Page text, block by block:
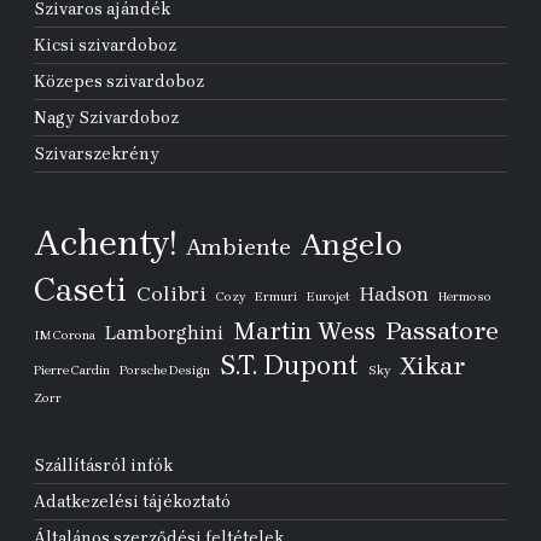
Szivaros ajándék
Kicsi szivardoboz
Közepes szivardoboz
Nagy Szivardoboz
Szivarszekrény
Achenty! Ambiente Angelo
Caseti Colibri Cozy Ermuri Eurojet Hadson Hermoso
IM Corona Lamborghini Martin Wess Passatore
Pierre Cardin Porsche Design S.T. Dupont Sky Xikar
Zorr
Szállításról infók
Adatkezelési tájékoztató